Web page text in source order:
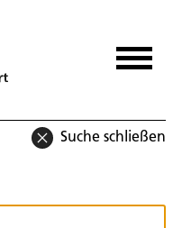
Suche schließen